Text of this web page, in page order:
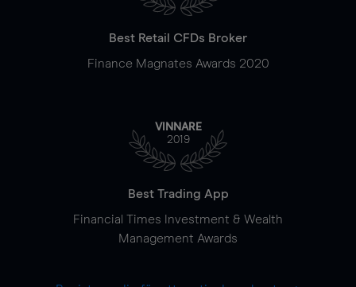
Best Retail CFDs Broker
Finance Magnates Awards 2020
VINNARE
2019
Best Trading App
Financial Times Investment & Wealth
Management Awards